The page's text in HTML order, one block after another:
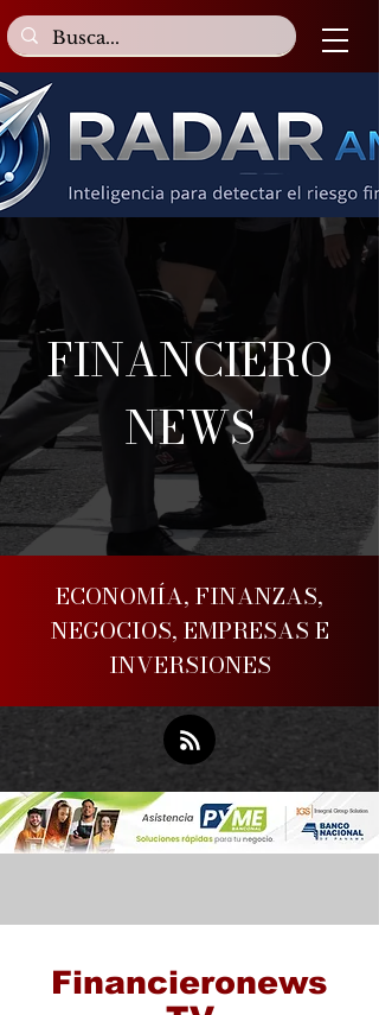
FINANCIERO
NEWS
ECONOMÍA, FINANZAS,
NEGOCIOS, EMPRESAS E
INVERSIONES
Financieronews